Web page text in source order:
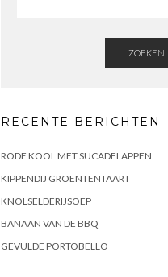
ZOEKEN
RECENTE BERICHTEN
RODE KOOL MET SUCADELAPPEN
KIPPENDIJ GROENTENTAART
KNOLSELDERIJSOEP
BANAAN VAN DE BBQ
GEVULDE PORTOBELLO